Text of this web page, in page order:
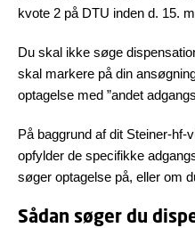
kvote 2 på DTU inden d. 15.
Du skal ikke søge
skal markere på din
optagelse med ”andet
På baggrund af dit Steiner-
opfylder de specifikke
søger optagelse på, eller om
Sådan søger du